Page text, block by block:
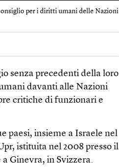
per i diritti umani delle Nazioni
senza precedenti della loro
davanti alle Nazioni
critiche di funzionari e
paesi, insieme a Israele nel
istituita nel 2008 presso il
Ginevra, in Svizzera.